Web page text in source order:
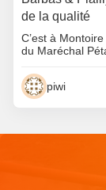
de la qualité
C’est à
du Maréchal
piwi